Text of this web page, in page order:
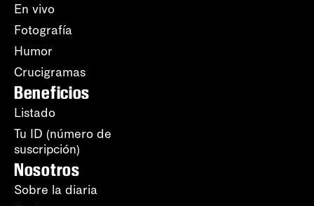
En vivo
Fotografía
Humor
Crucigramas
Beneficios
Listado
Tu ID (número de
suscripción)
Nosotros
Sobre la diaria